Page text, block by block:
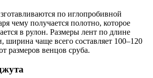
по иглопробивной
чему получается полотно, которое
в рулон. Размеры лент по длине
ширина чаще всего составляет 100–120
размеров венцов сруба.